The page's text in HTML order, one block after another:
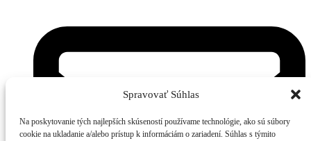
Spravovať Súhlas
Na poskytovanie tých najlepších skúseností používame technológie, ako sú súbory
cookie na ukladanie a/alebo prístup k informáciám o zariadení. Súhlas s týmito